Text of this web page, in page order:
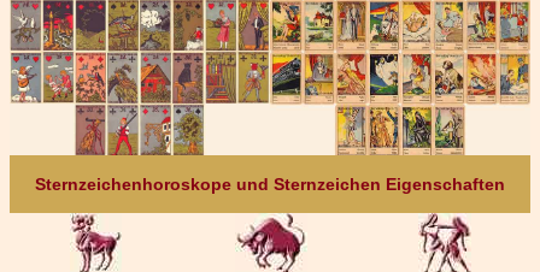
Sternzeichenhoroskope und Sternzeichen Eigenschaften